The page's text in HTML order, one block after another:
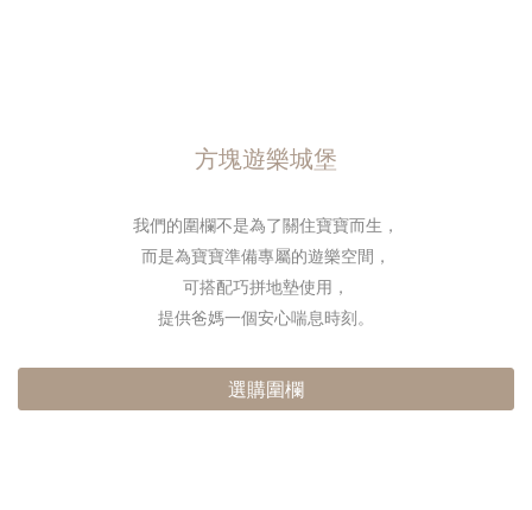
方塊遊樂城堡
我們的圍欄不是為了關住寶寶而生，
而是為寶寶準備專屬的遊樂空間，
可搭配巧拼地墊使用，
提供爸媽一個安心喘息時刻。
選購圍欄